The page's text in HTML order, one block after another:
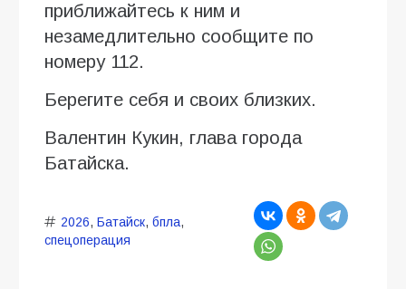
приближайтесь к ним и
незамедлительно сообщите по
номеру 112.
Берегите себя и своих близких.
Валентин Кукин, глава города
Батайска.
2026, Батайск, бпла,
спецоперация